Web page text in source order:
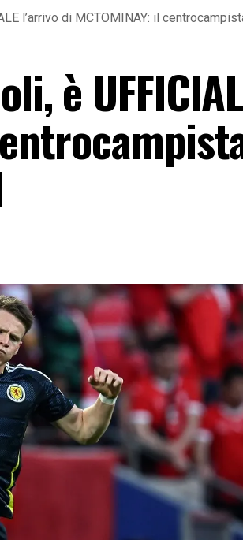
l’arrivo di MCTOMINAY: il
è